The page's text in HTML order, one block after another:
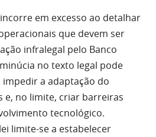
em excesso ao detalhar
que devem ser
infralegal pelo Banco
no texto legal pode
impedir a adaptação do
e, no limite, criar barreiras
tecnológico.
limite-se a estabelecer